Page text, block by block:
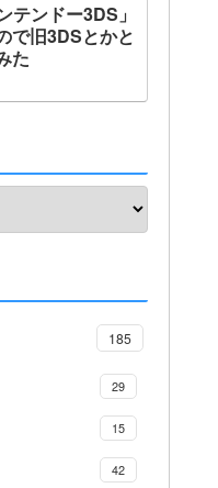
テンドー3DS」
で旧3DSとかと
た
185
29
15
42